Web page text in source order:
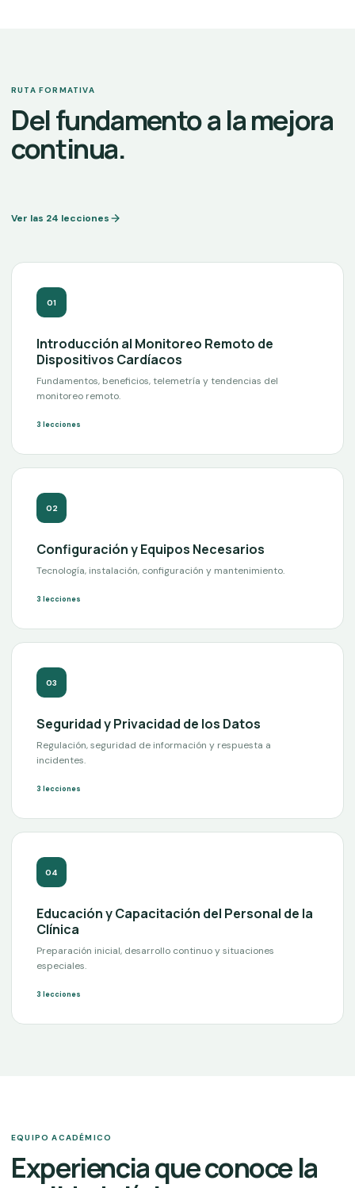
RUTA FORMATIVA
Del fundamento a la mejora
continua.
Ver las 24 lecciones
01
Introducción al Monitoreo Remoto de
Dispositivos Cardíacos
Fundamentos, beneficios, telemetría y tendencias del
monitoreo remoto.
3 lecciones
02
Configuración y Equipos Necesarios
Tecnología, instalación, configuración y mantenimiento.
3 lecciones
03
Seguridad y Privacidad de los Datos
Regulación, seguridad de información y respuesta a
incidentes.
3 lecciones
04
Educación y Capacitación del Personal de la
Clínica
Preparación inicial, desarrollo continuo y situaciones
especiales.
3 lecciones
EQUIPO ACADÉMICO
Experiencia que conoce la